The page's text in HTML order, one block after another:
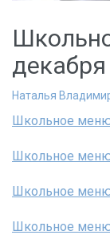
Наталья
Школьное меню
Школьное меню
Школьное меню
Школьное меню